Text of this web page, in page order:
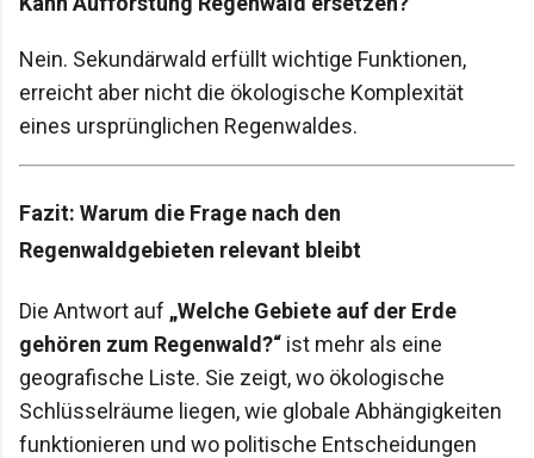
Nein. Sekundärwald erfüllt wichtige Funktionen,
erreicht aber nicht die ökologische Komplexität
eines ursprünglichen Regenwaldes.
Fazit: Warum die Frage nach den
Regenwaldgebieten relevant bleibt
Die Antwort auf „Welche Gebiete auf der Erde
gehören zum Regenwald?“ ist mehr als eine
geografische Liste. Sie zeigt, wo ökologische
Schlüsselräume liegen, wie globale Abhängigkeiten
funktionieren und wo politische Entscheidungen